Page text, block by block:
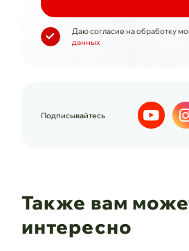
Даю согласие на обработку
данных
Подписывайтесь
Также вам
интересно